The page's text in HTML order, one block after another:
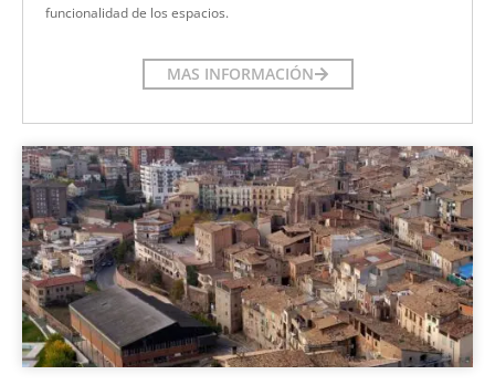
funcionalidad de los espacios.
MAS INFORMACIÓN